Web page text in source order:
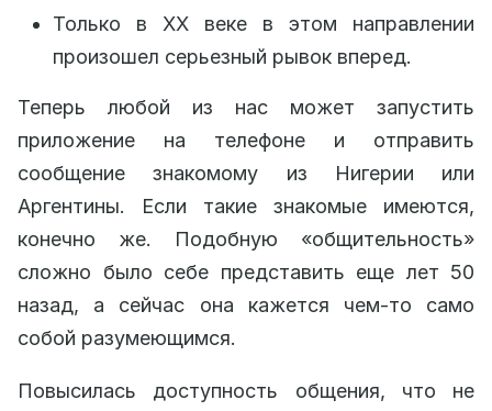
Только в XX веке в этом направлении
произошел серьезный рывок вперед.
Теперь любой из нас может запустить
приложение на телефоне и отправить
сообщение знакомому из Нигерии или
Аргентины. Если такие знакомые имеются,
конечно же. Подобную «общительность»
сложно было себе представить еще лет 50
назад, а сейчас она кажется чем-то само
собой разумеющимся.
Повысилась доступность общения, что не